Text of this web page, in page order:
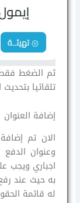
ثم الضغط
تلقائيا
إضافة العنوان
الان تم
وعنوان
اجباري ويجب
به حيث عند
له قائمة